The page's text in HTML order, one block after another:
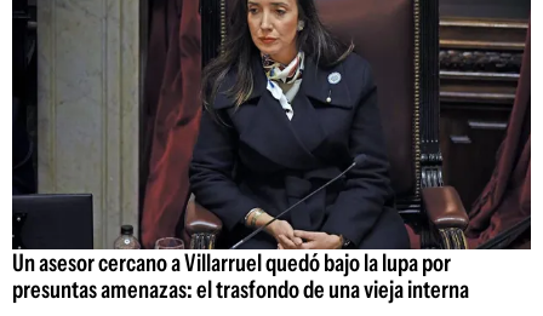
Un asesor cercano a Villarruel quedó bajo la lupa por
presuntas amenazas: el trasfondo de una vieja interna